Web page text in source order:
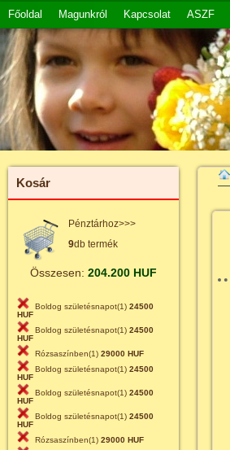
Főoldal Magunkról Kapcsolat ASZF
Kosár
Pénztárhoz>>>
9db termék
Összesen: 204.200 HUF
Boldog születésnapot(1) 24500
HUF
Boldog születésnapot(1) 24500
HUF
Rózsaszínben(1) 29000 HUF
Boldog születésnapot(1) 24500
HUF
Boldog születésnapot(1) 24500
HUF
Boldog születésnapot(1) 24500
HUF
Rózsaszínben(1) 29000 HUF